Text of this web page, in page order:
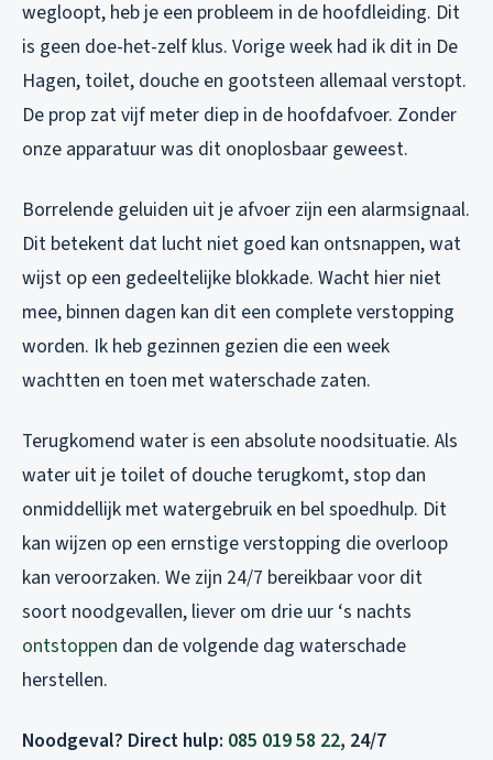
wegloopt, heb je een probleem in de hoofdleiding. Dit
is geen doe-het-zelf klus. Vorige week had ik dit in De
Hagen, toilet, douche en gootsteen allemaal verstopt.
De prop zat vijf meter diep in de hoofdafvoer. Zonder
onze apparatuur was dit onoplosbaar geweest.
Borrelende geluiden uit je afvoer zijn een alarmsignaal.
Dit betekent dat lucht niet goed kan ontsnappen, wat
wijst op een gedeeltelijke blokkade. Wacht hier niet
mee, binnen dagen kan dit een complete verstopping
worden. Ik heb gezinnen gezien die een week
wachtten en toen met waterschade zaten.
Terugkomend water is een absolute noodsituatie. Als
water uit je toilet of douche terugkomt, stop dan
onmiddellijk met watergebruik en bel spoedhulp. Dit
kan wijzen op een ernstige verstopping die overloop
kan veroorzaken. We zijn 24/7 bereikbaar voor dit
soort noodgevallen, liever om drie uur ‘s nachts
ontstoppen dan de volgende dag waterschade
herstellen.
Noodgeval? Direct hulp: 085 019 58 22, 24/7